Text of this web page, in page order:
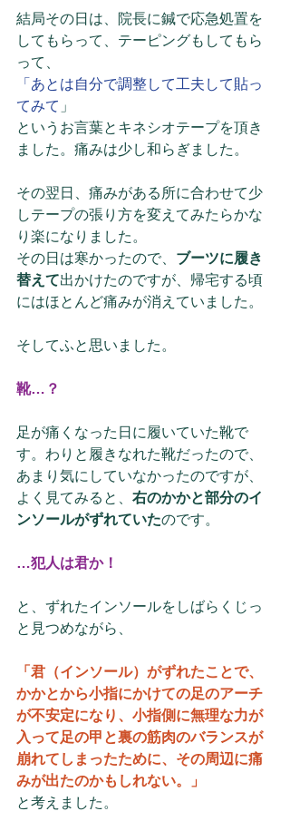
結局その日は、院長に鍼で応急処置を
してもらって、テーピングもしてもら
って、
「あとは自分で調整して工夫して貼っ
てみて 」
というお言葉とキネシオテープを頂き
ました。痛みは少し和らぎました。
その翌日、痛みがある所に合わせて少
しテープの張り方を変えてみたらかな
り楽になりました。
その日は寒かったので、 ブーツに履き
替えて出かけたのですが、帰宅する頃
にはほとんど痛みが消えていました。
そしてふと思いました。
靴…？
足が痛くなった日に履いていた靴で
す。わりと履きなれた靴だったので、
あまり気にしていなかったのですが、
よく見てみると、 右のかかと部分のイ
ンソールがずれていたのです。
…犯人は君か！
と、ずれたインソールをしばらくじっ
と見つめながら、
「君（インソール）がずれたことで、
かかとから小指にかけての足のアーチ
が不安定になり、小指側に無理な力が
入って足の甲と裏の筋肉のバランスが
崩れてしまったために、その周辺に痛
みが出たのかもしれない。」
と考えました。